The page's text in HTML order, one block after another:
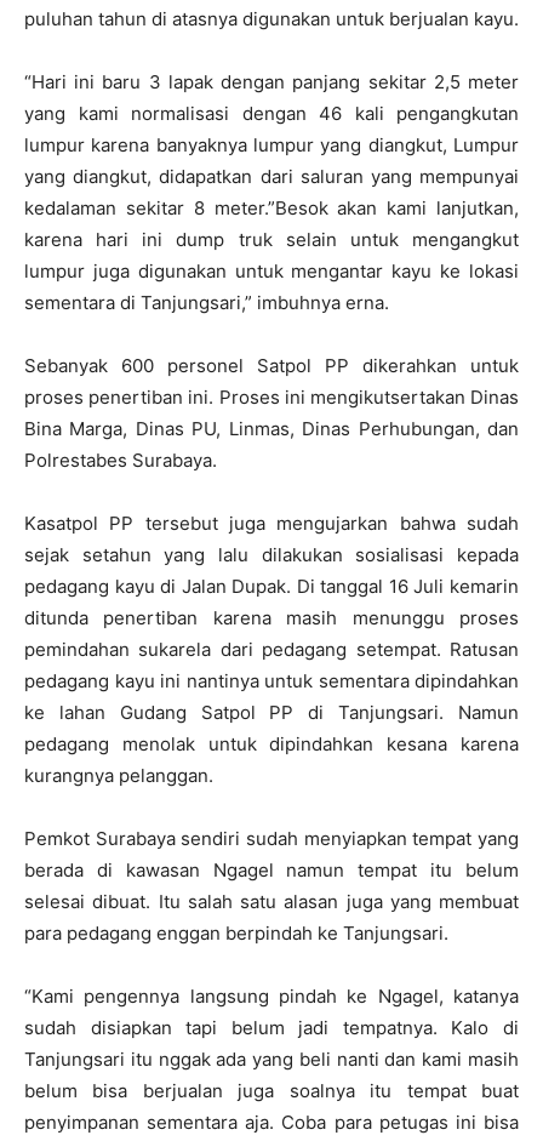
puluhan tahun di atasnya digunakan untuk berjualan kayu.
“Hari ini baru 3 lapak dengan panjang sekitar 2,5 meter
yang kami normalisasi dengan 46 kali pengangkutan
lumpur karena banyaknya lumpur yang diangkut, Lumpur
yang diangkut, didapatkan dari saluran yang mempunyai
kedalaman sekitar 8 meter.”Besok akan kami lanjutkan,
karena hari ini dump truk selain untuk mengangkut
lumpur juga digunakan untuk mengantar kayu ke lokasi
sementara di Tanjungsari,” imbuhnya erna.
Sebanyak 600 personel Satpol PP dikerahkan untuk
proses penertiban ini. Proses ini mengikutsertakan Dinas
Bina Marga, Dinas PU, Linmas, Dinas Perhubungan, dan
Polrestabes Surabaya.
Kasatpol PP tersebut juga mengujarkan bahwa sudah
sejak setahun yang lalu dilakukan sosialisasi kepada
pedagang kayu di Jalan Dupak. Di tanggal 16 Juli kemarin
ditunda penertiban karena masih menunggu proses
pemindahan sukarela dari pedagang setempat. Ratusan
pedagang kayu ini nantinya untuk sementara dipindahkan
ke lahan Gudang Satpol PP di Tanjungsari. Namun
pedagang menolak untuk dipindahkan kesana karena
kurangnya pelanggan.
Pemkot Surabaya sendiri sudah menyiapkan tempat yang
berada di kawasan Ngagel namun tempat itu belum
selesai dibuat. Itu salah satu alasan juga yang membuat
para pedagang enggan berpindah ke Tanjungsari.
“Kami pengennya langsung pindah ke Ngagel, katanya
sudah disiapkan tapi belum jadi tempatnya. Kalo di
Tanjungsari itu nggak ada yang beli nanti dan kami masih
belum bisa berjualan juga soalnya itu tempat buat
penyimpanan sementara aja. Coba para petugas ini bisa